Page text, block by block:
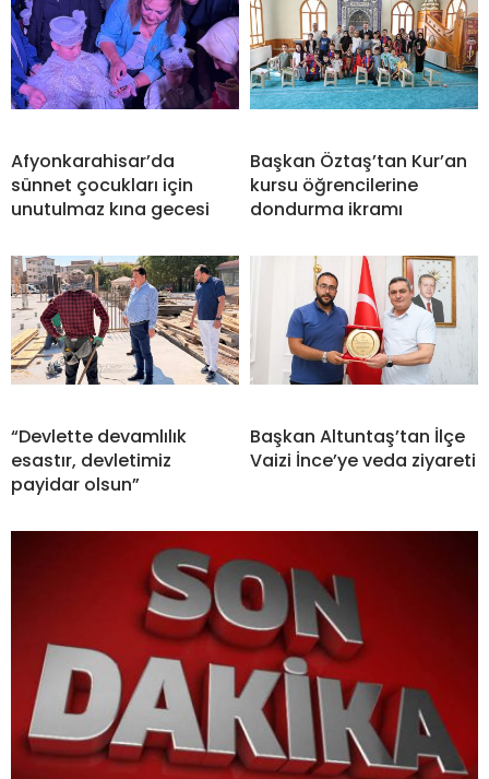
Afyonkarahisar’da
sünnet çocukları için
unutulmaz kına gecesi
Başkan Öztaş’tan Kur’an
kursu öğrencilerine
dondurma ikramı
“Devlette devamlılık
esastır, devletimiz
payidar olsun”
Başkan Altuntaş’tan İlçe
Vaizi İnce’ye veda ziyareti